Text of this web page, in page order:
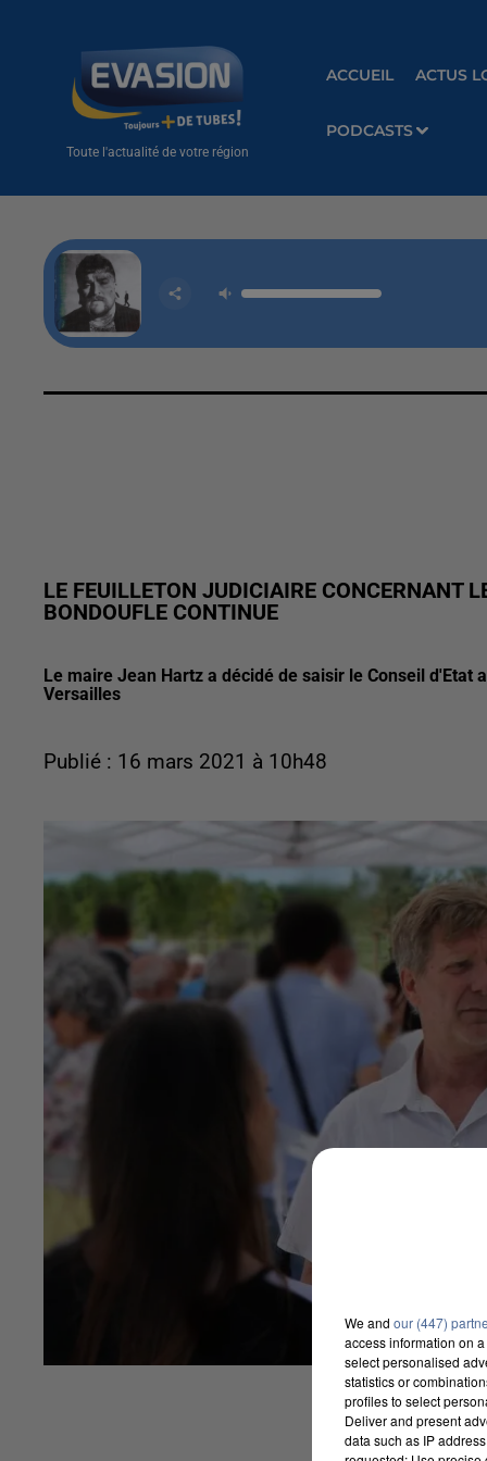
Toute l'actualité de votre région
ACCUEIL ACTUS
PODCASTS
LE FEUILLETON JUDICIAIRE CONCERNANT
BONDOUFLE CONTINUE
Le maire Jean Hartz a décidé de saisir le Conseil
Versailles
Publié : 16 mars 2021 à 10h48
We and our (447)
access information on
select personalised
statistics or
profiles to select
Deliver and present
data such as IP